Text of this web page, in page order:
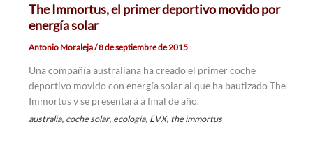
The Immortus, el primer deportivo movido por
energía solar
Antonio Moraleja/8 de septiembre de 2015
Una compañía australiana ha creado el primer coche
deportivo movido con energía solar al que ha bautizado The
Immortus y se presentará a final de año.
australia, coche solar, ecología, EVX, the immortus